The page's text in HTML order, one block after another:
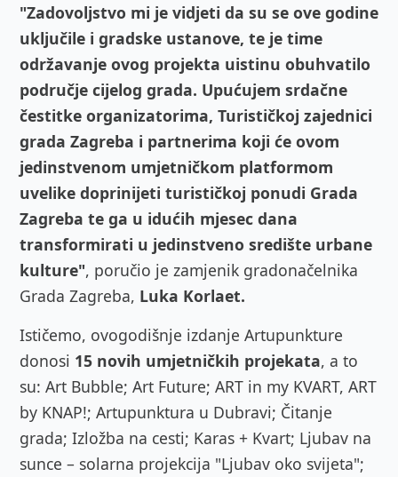
"Zadovoljstvo mi je vidjeti da su se ove godine
uključile i gradske ustanove, te je time
održavanje ovog projekta uistinu obuhvatilo
područje cijelog grada. Upućujem srdačne
čestitke organizatorima, Turističkoj zajednici
grada Zagreba i partnerima koji će ovom
jedinstvenom umjetničkom platformom
uvelike doprinijeti turističkoj ponudi Grada
Zagreba te ga u idućih mjesec dana
transformirati u jedinstveno središte urbane
kulture", poručio je zamjenik gradonačelnika
Grada Zagreba, Luka Korlaet.
Ističemo, ovogodišnje izdanje Artupunkture
donosi 15 novih umjetničkih projekata, a to
su: Art Bubble; Art Future; ART in my KVART, ART
by KNAP!; Artupunktura u Dubravi; Čitanje
grada; Izložba na cesti; Karas + Kvart; Ljubav na
sunce – solarna projekcija "Ljubav oko svijeta";